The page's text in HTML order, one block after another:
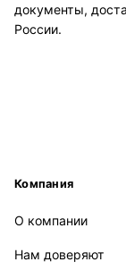
документы,
России.
Компания
О компании
Нам доверяют